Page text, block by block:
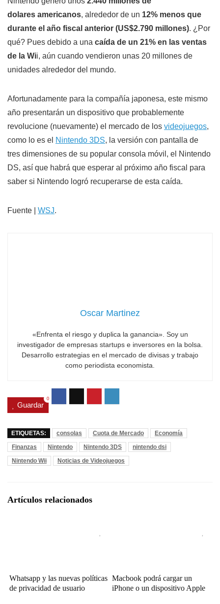
dolares americanos, alrededor de un 12% menos que
durante el año fiscal anterior (US$2.790 millones). ¿Por
qué? Pues debido a una caída de un 21% en las ventas
de la Wii, aún cuando vendieron unas 20 millones de
unidades alrededor del mundo.
Afortunadamente para la compañía japonesa, este mismo
año presentarán un dispositivo que probablemente
revolucione (nuevamente) el mercado de los videojuegos,
como lo es el Nintendo 3DS, la versión con pantalla de
tres dimensiones de su popular consola móvil, el Nintendo
DS, así que habrá que esperar al próximo año fiscal para
saber si Nintendo logró recuperarse de esta caída.
Fuente | WSJ.
Oscar Martinez
«Enfrenta el riesgo y duplica la ganancia». Soy un
investigador de empresas startups e inversores en la bolsa.
Desarrollo estrategias en el mercado de divisas y trabajo
como periodista economista.
Guardar
0
ETIQUETAS: consolas Cuota de Mercado
Economía
Finanzas
Nintendo Nintendo 3DS
nintendo dsi
Nintendo Wii
Noticias de Videojuegos
Artículos relacionados
Whatsapp y las nuevas políticas
de privacidad de usuario
Macbook podrá cargar un
iPhone o un dispositivo Apple